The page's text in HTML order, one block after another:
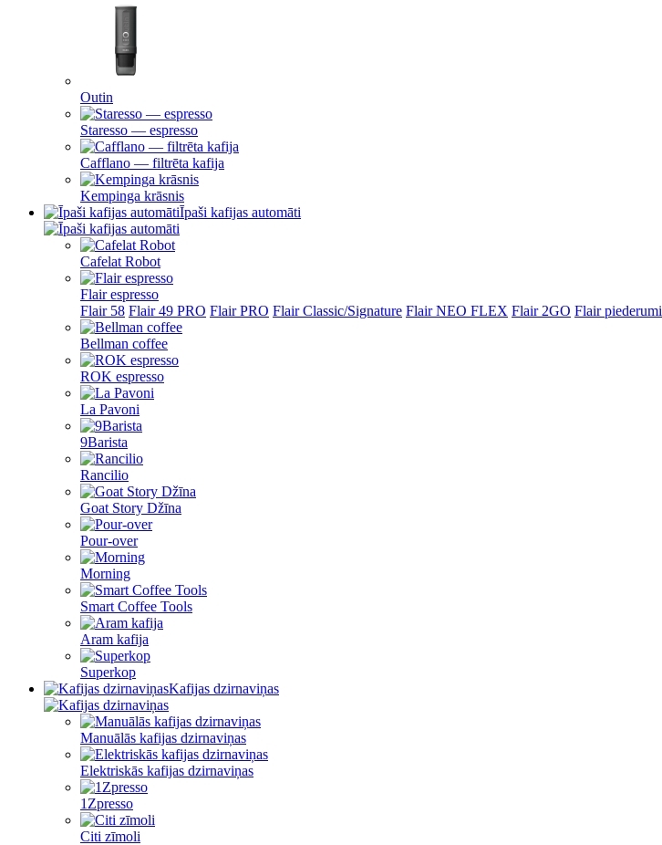
Outin
Staresso — espresso
Cafflano — filtrēta kafija
Kempinga krāsnis
Īpaši kafijas automāti
Cafelat Robot
Flair espresso
Flair 58 Flair 49 PRO Flair PRO Flair Classic/Signature Flair NEO FLEX Flair 2GO Flair piederumi
Bellman coffee
ROK espresso
La Pavoni
9Barista
Rancilio
Goat Story Džīna
Pour-over
Morning
Smart Coffee Tools
Aram kafija
Superkop
Kafijas dzirnaviņas
Manuālās kafijas dzirnaviņas
Elektriskās kafijas dzirnaviņas
1Zpresso
Citi zīmoli